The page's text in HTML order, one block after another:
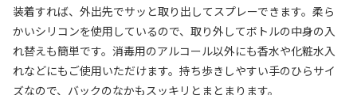
装着すれば、外出先でサッと取り出してスプレーできます。柔ら
かいシリコンを使用しているので、取り外してボトルの中身の入
れ替えも簡単です。消毒用のアルコール以外にも香水や化粧水入
れなどにもご使用いただけます。持ち歩きしやすい手のひらサイ
ズなので、バックのなかもスッキリとまとまります。